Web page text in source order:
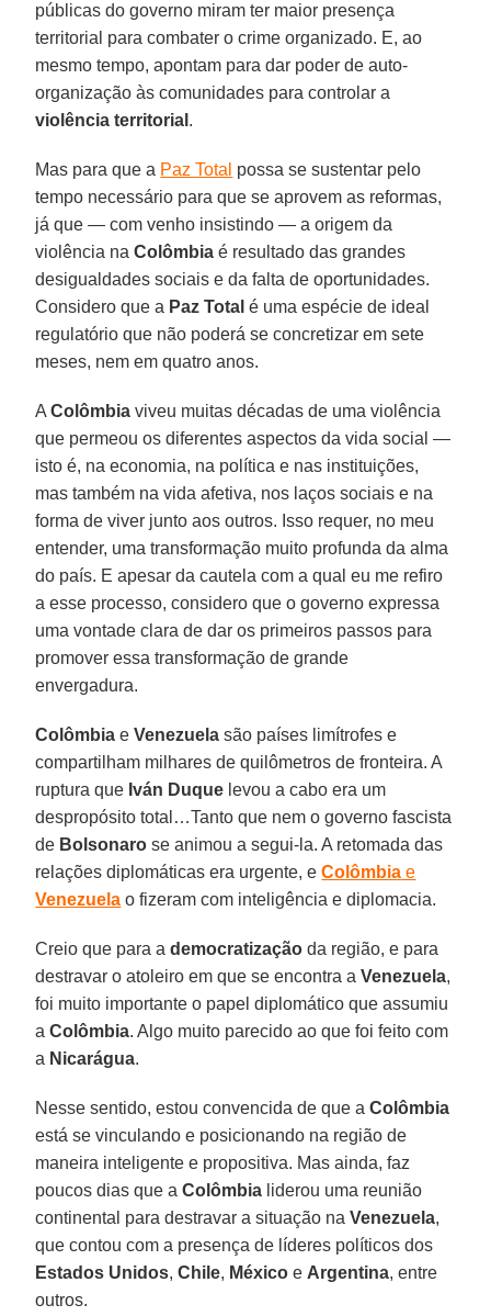
públicas do governo miram ter maior presença
territorial para combater o crime organizado. E, ao
mesmo tempo, apontam para dar poder de auto-
organização às comunidades para controlar a
violência territorial .
Mas para que a Paz Total possa se sustentar pelo
tempo necessário para que se aprovem as reformas,
já que — com venho insistindo — a origem da
violência naColômbia é resultado das grandes
desigualdades sociais e da falta de oportunidades.
Considero que a Paz Total é uma espécie de ideal
regulatório que não poderá se concretizar em sete
meses, nem em quatro anos.
AColômbia viveu muitas décadas de uma violência
que permeou os diferentes aspectos da vida social —
isto é, na economia, na política e nas instituições,
mas também na vida afetiva, nos laços sociais e na
forma de viver junto aos outros. Isso requer, no meu
entender, uma transformação muito profunda da alma
do país. E apesar da cautela com a qual eu me refiro
a esse processo, considero que o governo expressa
uma vontade clara de dar os primeiros passos para
promover essa transformação de grande
envergadura.
Colômbia eVenezuela são países limítrofes e
compartilham milhares de quilômetros de fronteira. A
ruptura que Iván Duque levou a cabo era um
despropósito total…Tanto que nem o governo fascista
de Bolsonaro se animou a segui-la. A retomada das
relações diplomáticas era urgente, eColômbia e
Venezuela o fizeram com inteligência e diplomacia.
Creio que para ademocratização da região, e para
destravar o atoleiro em que se encontra aVenezuela,
foi muito importante o papel diplomático que assumiu
aColômbia. Algo muito parecido ao que foi feito com
a Nicarágua.
Nesse sentido, estou convencida de que aColômbia
está se vinculando e posicionando na região de
maneira inteligente e propositiva. Mas ainda, faz
poucos dias que aColômbia liderou uma reunião
continental para destravar a situação naVenezuela,
que contou com a presença de líderes políticos dos
Estados Unidos,Chile, México e Argentina, entre
outros.